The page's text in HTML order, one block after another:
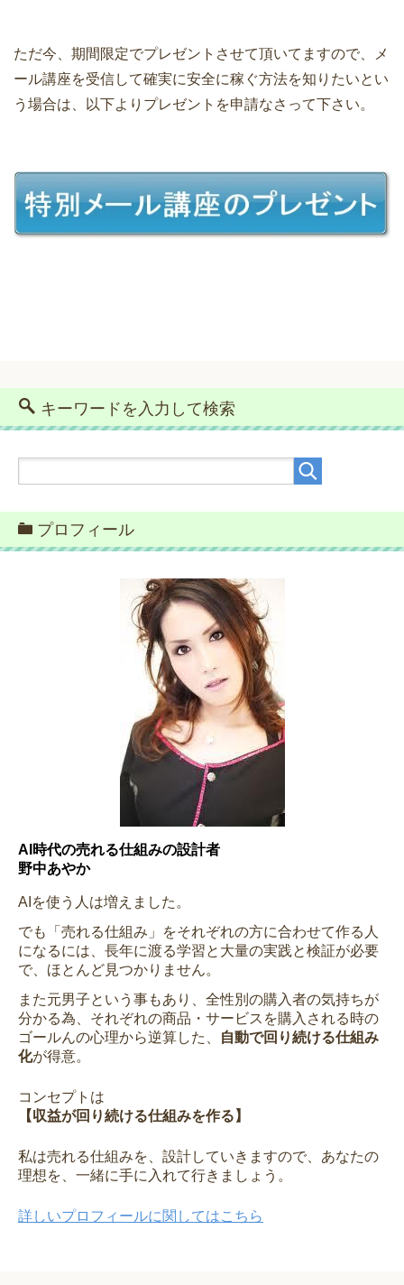
ただ今、期間限定でプレゼントさせて頂いてますので、メ
ール講座を受信して確実に安全に稼ぐ方法を知りたいとい
う場合は、以下よりプレゼントを申請なさって下さい。
キーワードを入力して検索
プロフィール
AI時代の売れる仕組みの設計者
野中あやか
AIを使う人は増えました。
でも「売れる仕組み」をそれぞれの方に合わせて作る人
になるには、長年に渡る学習と大量の実践と検証が必要
で、ほとんど見つかりません。
また元男子という事もあり、全性別の購入者の気持ちが
分かる為、それぞれの商品・サービスを購入される時の
ゴールんの心理から逆算した、
自動で回り続ける仕組み
化が得意。
コンセプトは
【収益が回り続ける仕組みを作る】
私は売れる仕組みを、設計していきますので、あなたの
理想を、一緒に手に入れて行きましょう。
詳しいプロフィールに関してはこちら